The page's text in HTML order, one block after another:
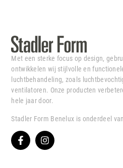
Met een sterke focus op design,
ontwikkelen wij stijlvolle en
luchtbehandeling, zoals
ventilatoren. Onze producten
hele jaar door.
Stadler Form Benelux is onderdeel